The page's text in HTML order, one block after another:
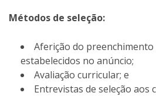
Métodos de seleção:
Aferição do
estabelecidos no anúncio;
Avaliação curricular; e
Entrevistas de seleção aos